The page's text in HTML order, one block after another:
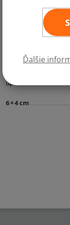
Ďalšie
Kategórie:
úprava.
6×4 cm